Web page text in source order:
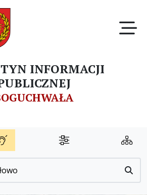
INFORMACJI